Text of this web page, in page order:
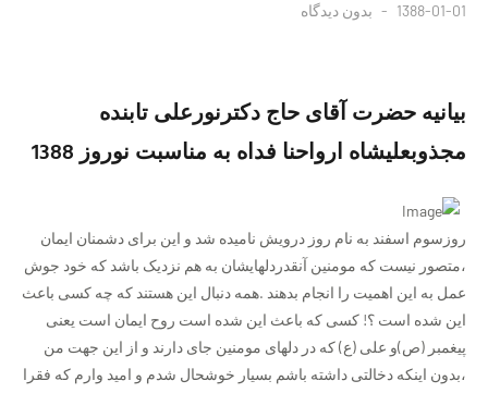
1388-01-01 بدون دیدگاه
بیانیه حضرت آقای حاج دکترنورعلی تابنده
مجذوبعلیشاه ارواحنا فداه به مناسبت نوروز 1388
روزسوم اسفند به نام روز درویش نامیده شد و این برای دشمنان ایمان
،متصور نیست که مومنین آنقدردلهایشان به هم نزدیک باشد که خود جوش
عمل به این اهمیت را انجام بدهند .همه دنبال این هستند که چه کسی باعث
این شده است ؟! کسی که باعث این شده است روح ایمان است یعنی
پیغمبر (ص)و علی (ع) که در دلهای مومنین جای دارند و از این جهت من
،بدون اینکه دخالتی داشته باشم بسیار خوشحال شدم و امید وارم که فقرا